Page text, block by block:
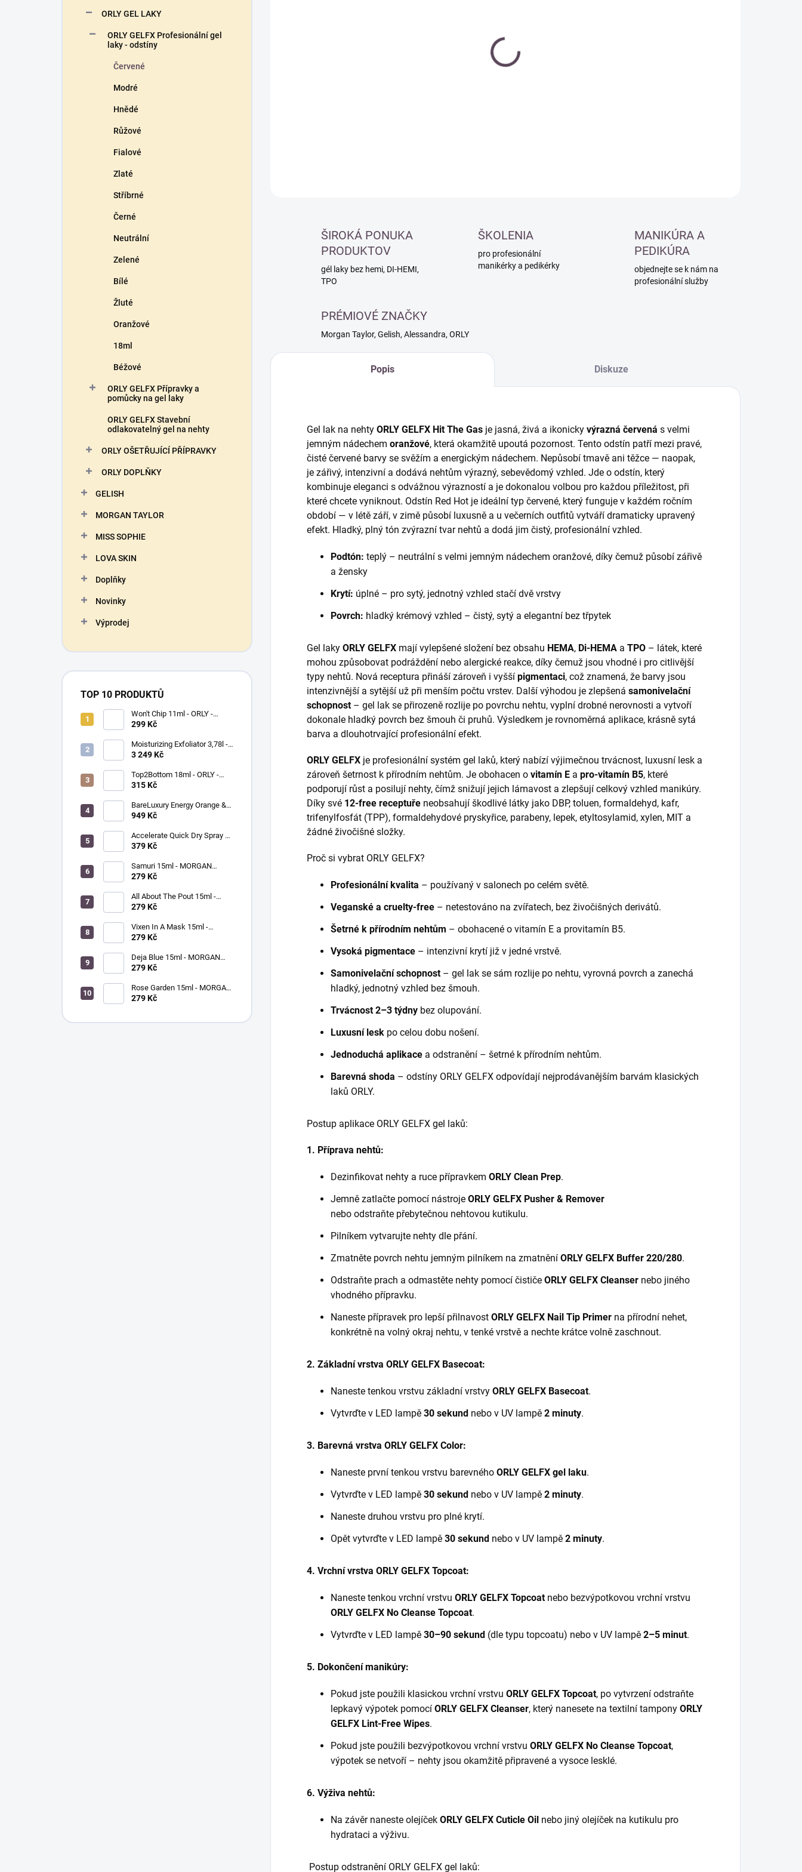
ORLY GEL LAKY
ORLY GELFX Profesionální gel
laky - odstíny
Červené
Modré
Hnědé
Růžové
Fialové
Zlaté
Stříbrné
Černé
Neutrální
Zelené
Bílé
Žluté
Oranžové
18ml
Béžové
ORLY GELFX Přípravky a
pomůcky na gel laky
ORLY GELFX Stavební
odlakovatelný gel na nehty
ORLY OŠETŘUJÍCÍ PŘÍPRAVKY
ORLY DOPLŇKY
GELISH
MORGAN TAYLOR
MISS SOPHIE
LOVA SKIN
Doplňky
Novinky
Výprodej
TOP 10 PRODUKTŮ
Won't Chip 11ml - ORLY -
vrchní vrstva proti olupování
299 Kč
Moisturizing Exfoliator 3,78l -
ORLYPRO - hydratační peeling
3 249 Kč
Top2Bottom 18ml - ORLY -
podkladový a vrchní lak na
315 Kč
BareLuxury Energy Orange &
Lemongrass Lotion 946 ml -
hydratační krém na ruce a tělo
- pomeranč / citrónová tráva
949 Kč
Accelerate Quick Dry Spray &
Drops 9ml - MORGAN TAYLOR
379 Kč
Samuri 15ml - MORGAN
TAYLOR - lak na nehty
279 Kč
All About The Pout 15ml -
MORGAN TAYLOR - lak na
279 Kč
Vixen In A Mask 15ml -
MORGAN TAYLOR - lak na
279 Kč
Deja Blue 15ml - MORGAN
TAYLOR - lak na nehty
279 Kč
Rose Garden 15ml - MORGAN
TAYLOR - lak na nehty
279 Kč
ŠIROKÁ PONUKA
PRODUKTOV
gél laky bez hemi, DI-HEMI,
TPO
ŠKOLENIA
pro profesionální
manikérky a pedikérky
MANIKÚRA A
PEDIKÚRA
objednejte se k nám na
profesionální služby
PRÉMIOVÉ ZNAČKY
Morgan Taylor, Gelish, Alessandra, ORLY
Popis Diskuze
Gel lak na nehty ORLY GELFX Hit The Gas je jasná, živá a ikonicky výrazná červená s velmi
jemným nádechem oranžové, která okamžitě upoutá pozornost. Tento odstín patří mezi pravé,
čisté červené barvy se svěžím a energickým nádechem. Nepůsobí tmavě ani těžce — naopak,
je zářivý, intenzivní a dodává nehtům výrazný, sebevědomý vzhled. Jde o odstín, který
kombinuje eleganci s odvážnou výrazností a je dokonalou volbou pro každou příležitost, při
které chcete vyniknout. Odstín Red Hot je ideální typ červené, který funguje v každém ročním
období — v létě září, v zimě působí luxusně a u večerních outfitů vytváří dramaticky upravený
efekt. Hladký, plný tón zvýrazní tvar nehtů a dodá jim čistý, profesionální vzhled.
Podtón: teplý – neutrální s velmi jemným nádechem oranžové, díky čemuž působí zářivě
a žensky
Krytí: úplné – pro sytý, jednotný vzhled stačí dvě vrstvy
Povrch: hladký krémový vzhled – čistý, sytý a elegantní bez třpytek
Gel laky ORLY GELFX mají vylepšené složení bez obsahu HEMA, Di-HEMA a TPO – látek, které
mohou způsobovat podráždění nebo alergické reakce, díky čemuž jsou vhodné i pro citlivější
typy nehtů. Nová receptura přináší zároveň i vyšší pigmentaci, což znamená, že barvy jsou
intenzivnější a sytější už při menším počtu vrstev. Další výhodou je zlepšená samonivelační
schopnost – gel lak se přirozeně rozlije po povrchu nehtu, vyplní drobné nerovnosti a vytvoří
dokonale hladký povrch bez šmouh či pruhů. Výsledkem je rovnoměrná aplikace, krásně sytá
barva a dlouhotrvající profesionální efekt.
ORLY GELFX je profesionální systém gel laků, který nabízí výjimečnou trvácnost, luxusní lesk a
zároveň šetrnost k přírodním nehtům. Je obohacen o vitamín E a pro-vitamín B5, které
podporují růst a posilují nehty, čímž snižují jejich lámavost a zlepšují celkový vzhled manikúry.
Díky své 12-free receptuře neobsahují škodlivé látky jako DBP, toluen, formaldehyd, kafr,
trifenylfosfát (TPP), formaldehydové pryskyřice, parabeny, lepek, etyltosylamid, xylen, MIT a
žádné živočišné složky.
Proč si vybrat ORLY GELFX?
Profesionální kvalita – používaný v salonech po celém světě.
Veganské a cruelty-free – netestováno na zvířatech, bez živočišných derivátů.
Šetrné k přírodním nehtům – obohacené o vitamín E a provitamín B5.
Vysoká pigmentace – intenzivní krytí již v jedné vrstvě.
Samonivelační schopnost– gel lak se sám rozlije po nehtu, vyrovná povrch a zanechá
hladký, jednotný vzhled bez šmouh.
Trvácnost2–3 týdny bez olupování.
Luxusní lesk po celou dobu nošení.
Jednoduchá aplikace a odstranění – šetrné k přírodním nehtům.
Barevná shoda – odstíny ORLY GELFX odpovídají nejprodávanějším barvám klasických
laků ORLY.
Postup aplikace ORLY GELFX gel laků:
1. Příprava nehtů:
Dezinfikovat nehty a ruce přípravkem ORLY Clean Prep.
Jemně zatlačte pomocí nástroje ORLY GELFX Pusher & Remover
nebo odstraňte přebytečnou nehtovou kutikulu.
Pilníkem vytvarujte nehty dle přání.
Zmatněte povrch nehtu jemným pilníkem na zmatnění ORLY GELFX Buffer 220/280.
Odstraňte prach a odmastěte nehty pomocí čističe ORLY GELFX Cleanser nebo jiného
vhodného přípravku.
Naneste přípravek pro lepší přilnavost ORLY GELFX Nail Tip Primer na přírodní nehet,
konkrétně na volný okraj nehtu, v tenké vrstvě a nechte krátce volně zaschnout.
2. Základní vrstva ORLY GELFX Basecoat:
Naneste tenkou vrstvu základní vrstvy ORLY GELFX Basecoat.
Vytvrďte v LED lampě 30 sekund nebo v UV lampě 2 minuty.
3. Barevná vrstva ORLY GELFX Color:
Naneste první tenkou vrstvu barevného ORLY GELFX gel laku.
Vytvrďte v LED lampě 30 sekund nebo v UV lampě 2 minuty.
Naneste druhou vrstvu pro plné krytí.
Opět vytvrďte v LED lampě 30 sekund nebo v UV lampě 2 minuty.
4. Vrchní vrstva ORLY GELFX Topcoat:
Naneste tenkou vrchní vrstvu ORLY GELFX Topcoatnebo bezvýpotkovou vrchní vrstvu
ORLY GELFX No Cleanse Topcoat.
Vytvrďte v LED lampě 30–90 sekund (dle typu topcoatu) nebo v UV lampě 2–5 minut.
5. Dokončení manikúry:
Pokud jste použili klasickou vrchní vrstvu ORLY GELFX Topcoat, po vytvrzení odstraňte
lepkavý výpotek pomocí ORLY GELFX Cleanser, který nanesete na textilní tampony ORLY
GELFX Lint-Free Wipes.
Pokud jste použili bezvýpotkovou vrchní vrstvu ORLY GELFX No Cleanse Topcoat,
výpotek se netvoří – nehty jsou okamžitě připravené a vysoce lesklé.
6. Výživa nehtů:
Na závěr naneste olejíček ORLY GELFX Cuticle Oil nebo jiný olejíček na kutikulu pro
hydrataci a výživu.
Postup odstranění ORLY GELFX gel laků: